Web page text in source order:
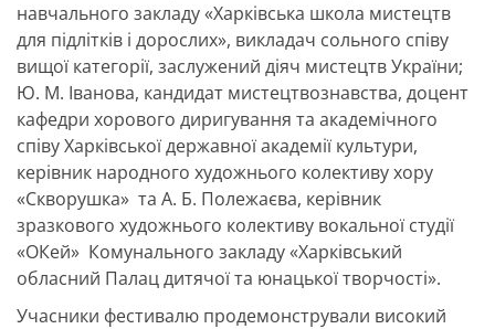
навчального закладу «Харківська школа мистецтв
для підлітків і дорослих», викладач сольного співу
вищої категорії, заслужений діяч мистецтв України;
Ю. М. Іванова, кандидат мистецтвознавства, доцент
кафедри хорового диригування та академічного
співу Харківської державної академії культури,
керівник народного художнього колективу хору
«Скворушка» та А. Б. Полежаєва, керівник
зразкового художнього колективу вокальної студії
«ОКей» Комунального закладу «Харківський
обласний Палац дитячої та юнацької творчості».
Учасники фестивалю продемонстрували високий